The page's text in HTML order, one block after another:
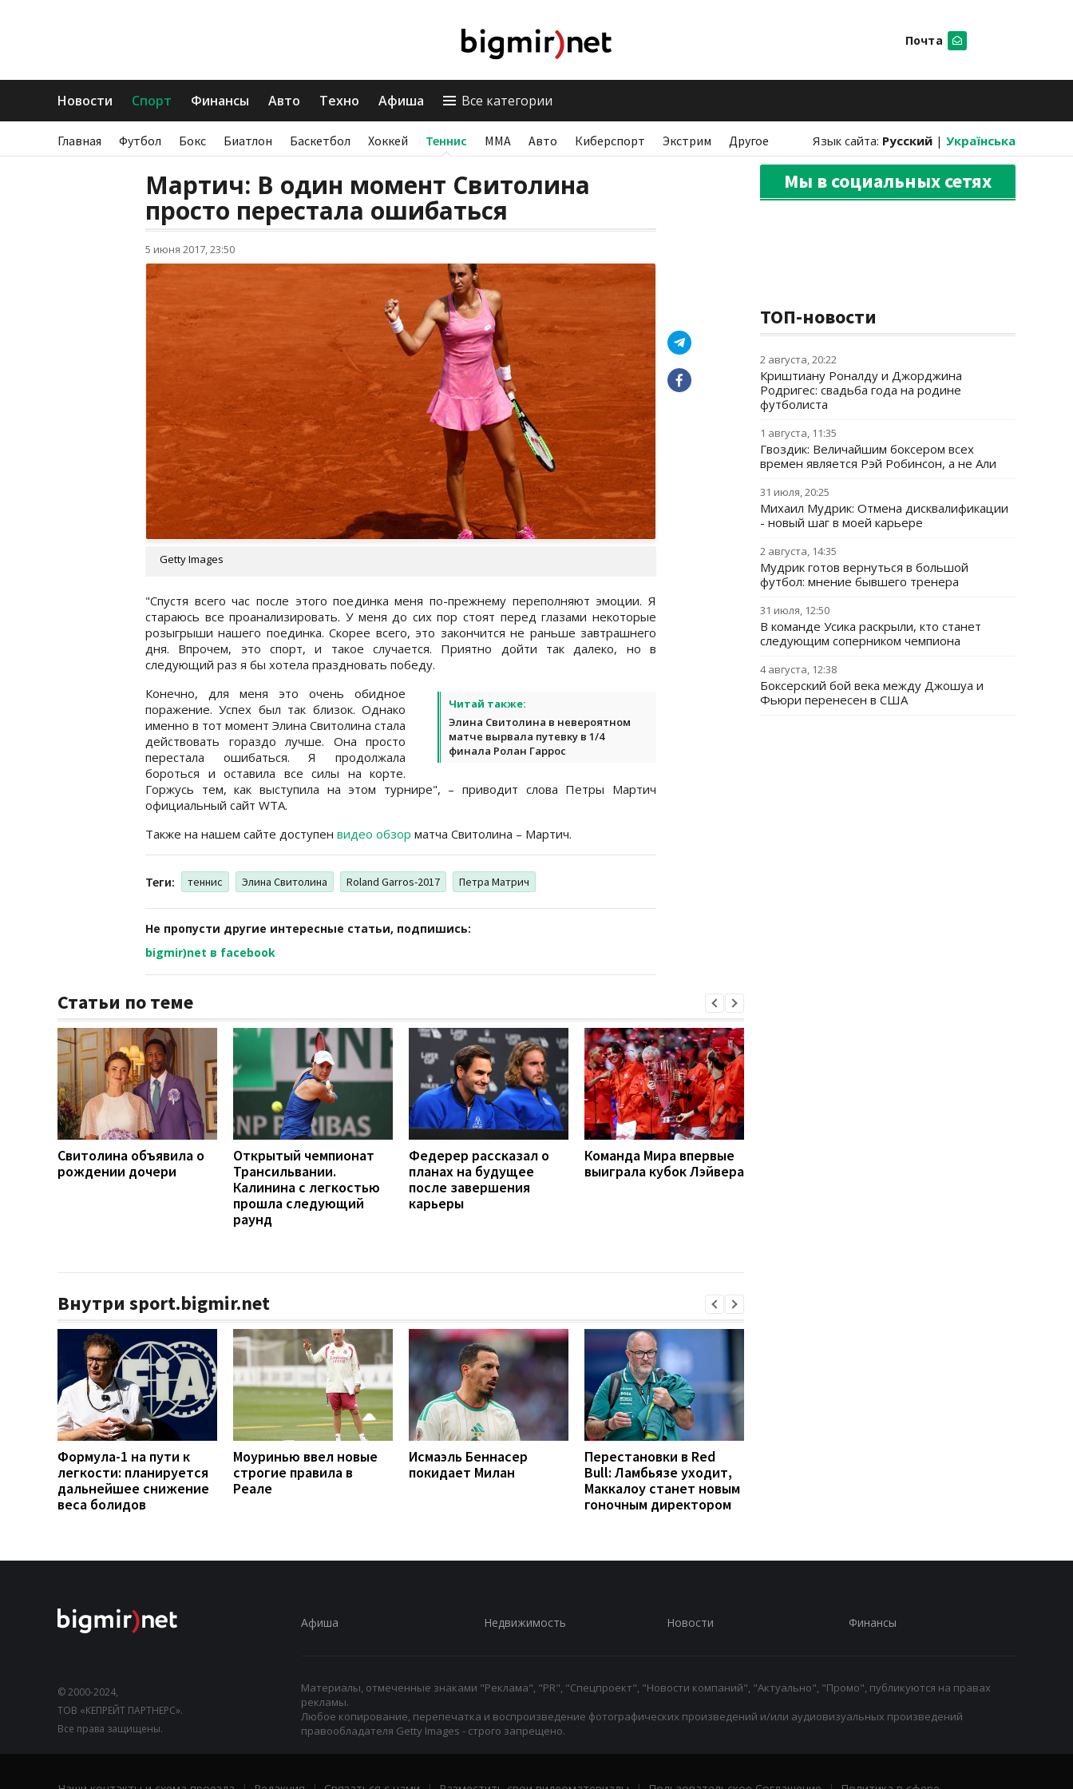
Почта
Новости Спорт Финансы Авто Техно Афиша Все категории
Главная Футбол Бокс Биатлон Баскетбол Хоккей Теннис ММА Авто Киберспорт Экстрим Другое Язык сайта: Русский | Українська
Мартич: В один момент Свитолина
просто перестала ошибаться
5 июня 2017, 23:50
Getty Images
"Спустя всего час после этого поединка меня по-прежнему переполняют эмоции. Я
стараюсь все проанализировать. У меня до сих пор стоят перед глазами некоторые
розыгрыши нашего поединка. Скорее всего, это закончится не раньше завтрашнего
дня. Впрочем, это спорт, и такое случается. Приятно дойти так далеко, но в
следующий раз я бы хотела праздновать победу.
Читай также:
Элина Свитолина в невероятном
матче вырвала путевку в 1/4
финала Ролан Гаррос
Конечно, для меня это очень обидное
поражение. Успех был так близок. Однако
именно в тот момент Элина Свитолина стала
действовать гораздо лучше. Она просто
перестала ошибаться. Я продолжала
бороться и оставила все силы на корте.
Горжусь тем, как выступила на этом турнире", – приводит слова Петры Мартич
официальный сайт WTA.
Также на нашем сайте доступен видео обзор матча Свитолина – Мартич.
Теги: теннис Элина Свитолина Roland Garros-2017 Петра Матрич
Не пропусти другие интересные статьи, подпишись:
bigmir)net в facebook
Статьи по теме
Свитолина объявила о
рождении дочери
Открытый чемпионат
Трансильвании.
Калинина с легкостью
прошла следующий
раунд
Федерер рассказал о
планах на будущее
после завершения
карьеры
Команда Мира впервые
выиграла кубок Лэйвера
Внутри sport.bigmir.net
Формула-1 на пути к
легкости: планируется
дальнейшее снижение
веса болидов
Моуринью ввел новые
строгие правила в
Реале
Исмаэль Беннасер
покидает Милан
Перестановки в Red
Bull: Ламбьязе уходит,
Маккалоу станет новым
гоночным директором
Мы в социальных сетях
ТОП-новости
2 августа, 20:22
Криштиану Роналду и Джорджина
Родригес: свадьба года на родине
футболиста
1 августа, 11:35
Гвоздик: Величайшим боксером всех
времен является Рэй Робинсон, а не Али
31 июля, 20:25
Михаил Мудрик: Отмена дисквалификации
- новый шаг в моей карьере
2 августа, 14:35
Мудрик готов вернуться в большой
футбол: мнение бывшего тренера
31 июля, 12:50
В команде Усика раскрыли, кто станет
следующим соперником чемпиона
4 августа, 12:38
Боксерский бой века между Джошуа и
Фьюри перенесен в США
© 2000-2024,
ТОВ «КЕПРЕЙТ ПАРТНЕРС».
Все права защищены.
Афиша Недвижимость Новости Финансы
Материалы, отмеченные знаками "Реклама", "PR", "Спецпроект", "Новости компаний", "Актуально", "Промо", публикуются на правах
рекламы.
Любое копирование, перепечатка и воспроизведение фотографических произведений и/или аудиовизуальных произведений
правообладателя Getty Images - строго запрещено.